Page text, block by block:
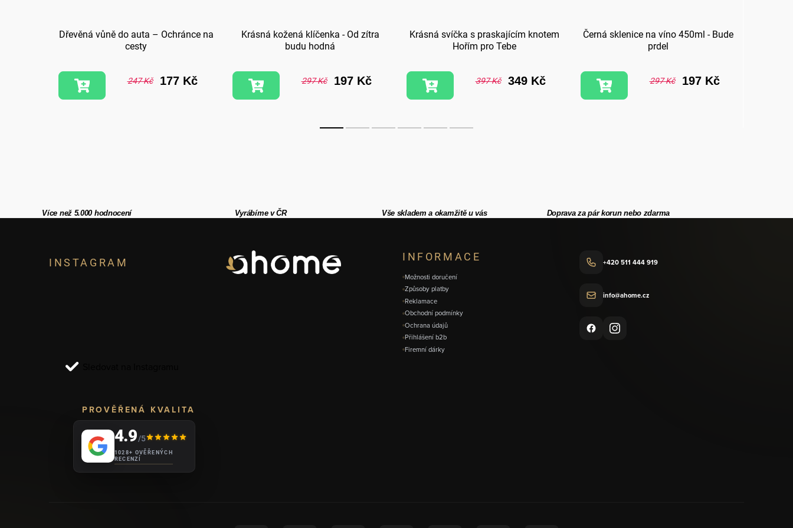
Dřevěná vůně do auta – Ochránce na
cesty
247 Kč 177 Kč
Krásná kožená klíčenka - Od zítra
budu hodná
297 Kč 197 Kč
Krásná svíčka s praskajícím knotem
Hořím pro Tebe
397 Kč 349 Kč
Černá sklenice na víno 450ml - Bude
prdel
297 Kč 197 Kč
Více než 5.000 hodnocení Vyrábíme v ČR Vše skladem a okamžitě u vás Doprava za pár korun nebo zdarma
INSTAGRAM INFORMACE
Možnosti doručení
Způsoby platby
Reklamace
Obchodní podmínky
Ochrana údajů
Přihlášení b2b
Firemní dárky
+420 511 444 919
info@ahome.cz
PROVĚŘENÁ KVALITA
4.9/5
1028+ OVĚŘENÝCH
RECENZÍ